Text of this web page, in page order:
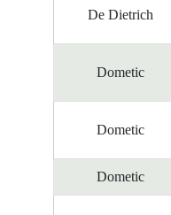
De Dietrich
Dometic
Dometic
Dometic